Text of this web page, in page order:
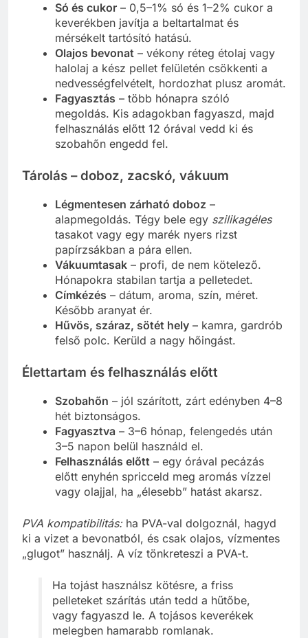
Só és cukor – 0,5–1% só és 1–2% cukor a
keverékben javítja a beltartalmat és
mérsékelt tartósító hatású.
Olajos bevonat – vékony réteg étolaj vagy
halolaj a kész pellet felületén csökkenti a
nedvességfelvételt, hordozhat plusz aromát.
Fagyasztás – több hónapra szóló
megoldás. Kis adagokban fagyaszd, majd
felhasználás előtt 12 órával vedd ki és
szobahőn engedd fel.
Tárolás – doboz, zacskó, vákuum
Légmentesen zárható doboz –
alapmegoldás. Tégy bele egy szilikagéles
tasakot vagy egy marék nyers rizst
papírzsákban a pára ellen.
Vákuumtasak – profi, de nem kötelező.
Hónapokra stabilan tartja a pelletedet.
Címkézés – dátum, aroma, szín, méret.
Később aranyat ér.
Hűvös, száraz, sötét hely – kamra, gardrób
felső polc. Kerüld a nagy hőingást.
Élettartam és felhasználás előtt
Szobahőn – jól szárított, zárt edényben 4–8
hét biztonságos.
Fagyasztva – 3–6 hónap, felengedés után
3–5 napon belül használd el.
Felhasználás előtt – egy órával pecázás
előtt enyhén spricceld meg aromás vízzel
vagy olajjal, ha „élesebb” hatást akarsz.
PVA kompatibilitás:ha PVA-val dolgoznál, hagyd
ki a vizet a bevonatból, és csak olajos, vízmentes
„glugot” használj. A víz tönkreteszi a PVA-t.
Ha tojást használsz kötésre, a friss
pelleteket szárítás után tedd a hűtőbe,
vagy fagyaszd le. A tojásos keverékek
melegben hamarabb romlanak.